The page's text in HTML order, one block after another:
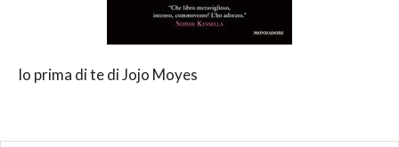
Io prima di te di Jojo Moyes